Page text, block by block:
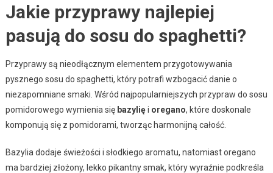
Jakie przyprawy najlepiej
pasują do sosu do spaghetti?
Przyprawy są nieodłącznym elementem przygotowywania
pysznego sosu do spaghetti, który potrafi wzbogacić danie o
niezapomniane smaki. Wśród najpopularniejszych przypraw do sosu
pomidorowego wymienia się bazylięi oregano, które doskonale
komponują się z pomidorami, tworząc harmonijną całość.
Bazylia dodaje świeżości i słodkiego aromatu, natomiast oregano
ma bardziej złożony, lekko pikantny smak, który wyraźnie podkreśla